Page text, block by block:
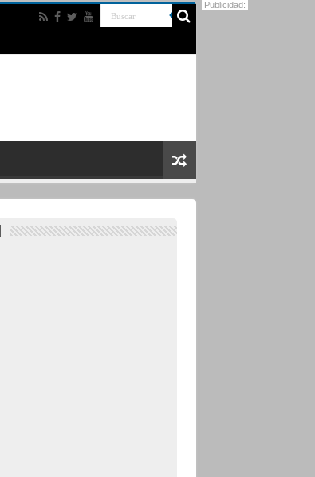
Publicidad: